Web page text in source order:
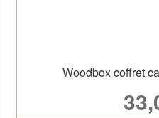
Woodbox coffret